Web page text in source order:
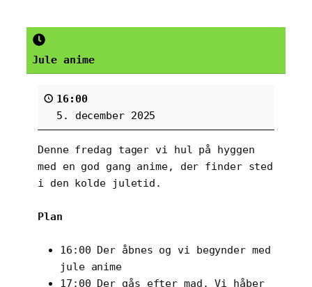
Jule anime
16:00
5. december 2025
Denne fredag tager vi hul på hyggen
med en god gang anime, der finder sted
i den kolde juletid.
Plan
16:00 Der åbnes og vi begynder med
jule anime
17:00 Der gås efter mad. Vi håber